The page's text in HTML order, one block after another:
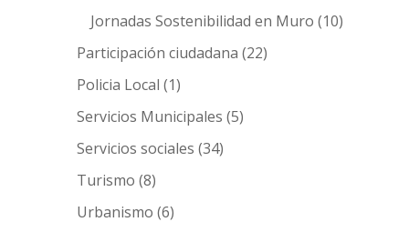
Jornadas Sostenibilidad en Muro (10)
Participación ciudadana (22)
Policia Local (1)
Servicios Municipales (5)
Servicios sociales (34)
Turismo (8)
Urbanismo (6)